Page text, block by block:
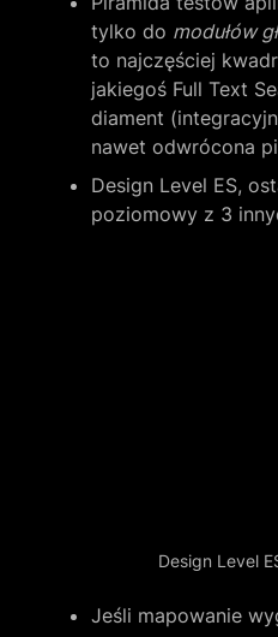
tylko do modułów
to najczęściej
jakiegoś Full Text
diament
nawet odwrócona
Design Level ES,
poziomowy z 3
Design Level
Jeśli mapowanie